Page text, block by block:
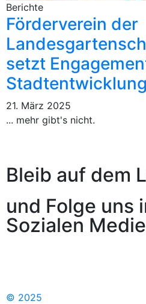
Berichte
Förderverein der
setzt
21. März 2025
... mehr gibt's nicht.
Bleib auf dem
und Folge uns
Sozialen
© 2025